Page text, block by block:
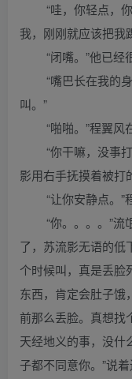
“哇，你轻点，你
我，刚刚就应该把我
“闭嘴。”他已经
“嘴巴长在我的身
叫。”
“啪啪。”程翼风
“你干嘛，没事打
影用右手抚摸着被打
“让你安静点。”
“你。。。。”流氓
了，苏流影无语的低
个时候叫，真是丢脸
东西，肯定会肚子饿
前那么丢脸。真想找
天经地义的事，没什
子都不同意你。”说